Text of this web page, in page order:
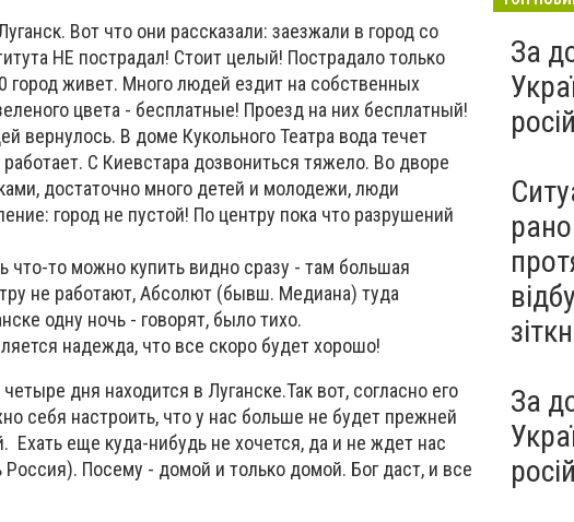
Вот что они рассказали: заезжали в город со
НЕ пострадал! Стоит целый! Пострадало только
живет. Много людей ездит на собственных
цвета - бесплатные! Проезд на них бесплатный!
вернулось. В доме Кукольного Театра вода течет
С Киевстара дозвониться тяжело. Во дворе
достаточно много детей и молодежи, люди
город не пустой! По центру пока что разрушений
что-то можно купить видно сразу - там большая
не работают, Абсолют (бывш. Медиана) туда
одну ночь - говорят, было тихо.
надежда, что все скоро будет хорошо!
дня находится в Луганске.Так вот, согласно его
себя настроить, что у нас больше не будет прежней
Ехать еще куда-нибудь не хочется, да и не ждет нас
Россия). Посему - домой и только домой. Бог даст, и все
За
За